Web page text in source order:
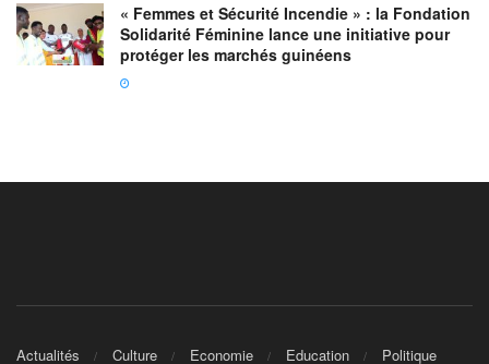
« Femmes et Sécurité Incendie » : la Fondation
Solidarité Féminine lance une initiative pour
protéger les marchés guinéens
Actualités Culture Economie Education Politique